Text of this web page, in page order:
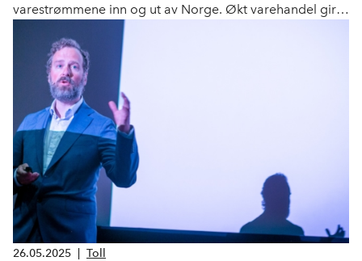
varestrømmene inn og ut av Norge. Økt varehandel gir
større muligheter for både lovlig og ulovlig aktivitet – og
trusselbildet er bredt.
26.05.2025 Toll